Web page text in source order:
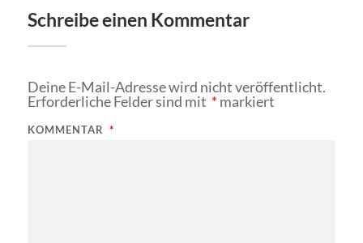
Schreibe einen Kommentar
Deine E-Mail-Adresse wird nicht veröffentlicht.
Erforderliche Felder sind mit *markiert
KOMMENTAR *